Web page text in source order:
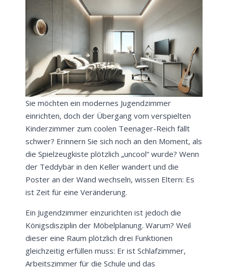
Sie möchten ein modernes Jugendzimmer
einrichten, doch der Übergang vom verspielten
Kinderzimmer zum coolen Teenager-Reich fällt
schwer? Erinnern Sie sich noch an den Moment, als
die Spielzeugkiste plötzlich „uncool“ wurde? Wenn
der Teddybär in den Keller wandert und die
Poster an der Wand wechseln, wissen Eltern: Es
ist Zeit für eine Veränderung.
Ein Jugendzimmer einzurichten ist jedoch die
Königsdisziplin der Möbelplanung. Warum? Weil
dieser eine Raum plötzlich drei Funktionen
gleichzeitig erfüllen muss: Er ist Schlafzimmer,
Arbeitszimmer für die Schule und das